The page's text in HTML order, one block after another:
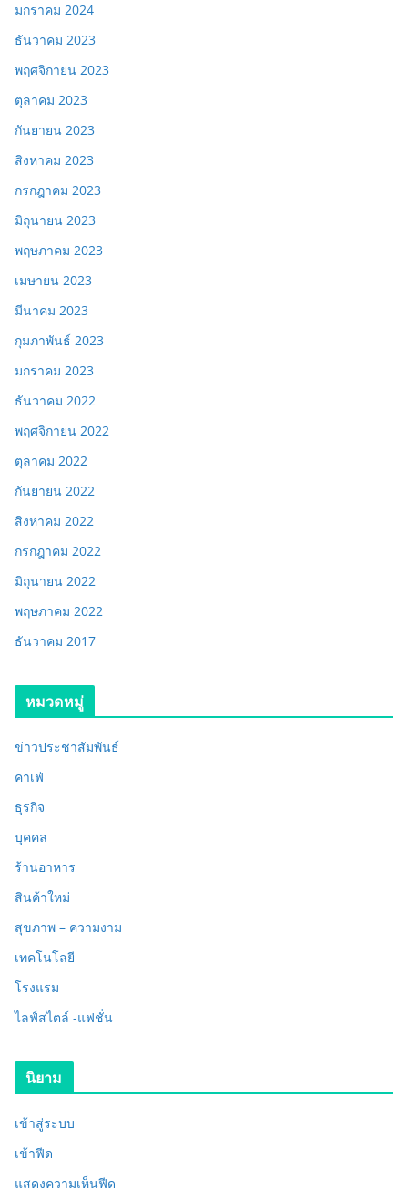
มกราคม 2024
ธันวาคม 2023
พฤศจิกายน 2023
ตุลาคม 2023
กันยายน 2023
สิงหาคม 2023
กรกฎาคม 2023
มิถุนายน 2023
พฤษภาคม 2023
เมษายน 2023
มีนาคม 2023
กุมภาพันธ์ 2023
มกราคม 2023
ธันวาคม 2022
พฤศจิกายน 2022
ตุลาคม 2022
กันยายน 2022
สิงหาคม 2022
กรกฎาคม 2022
มิถุนายน 2022
พฤษภาคม 2022
ธันวาคม 2017
หมวดหมู่
ข่าวประชาสัมพันธ์
คาเฟ่
ธุรกิจ
บุคคล
ร้านอาหาร
สินค้าใหม่
สุขภาพ – ความงาม
เทคโนโลยี
โรงแรม
ไลฟ์สไตล์ -แฟชั่น
นิยาม
เข้าสู่ระบบ
เข้าฟีด
แสดงความเห็นฟีด